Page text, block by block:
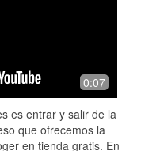
0:07
es entrar y salir de la
que ofrecemos la
en tienda gratis. En